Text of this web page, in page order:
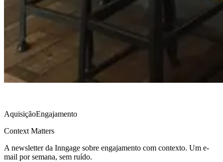
AquisiçãoEngajamento
Context Matters
A newsletter da Inngage sobre engajamento com contexto. Um e-
mail por semana, sem ruído.